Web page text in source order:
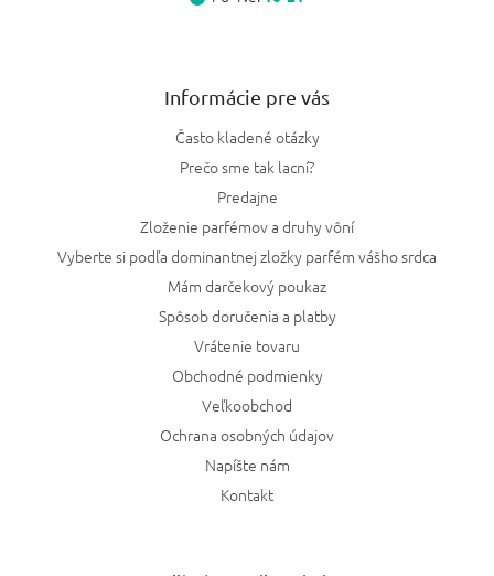
Informácie pre vás
Často kladené otázky
Prečo sme tak lacní?
Predajne
Zloženie parfémov a druhy vôní
Vyberte si podľa dominantnej zložky parfém vášho srdca
Mám darčekový poukaz
Spôsob doručenia a platby
Vrátenie tovaru
Obchodné podmienky
Veľkoobchod
Ochrana osobných údajov
Napíšte nám
Kontakt